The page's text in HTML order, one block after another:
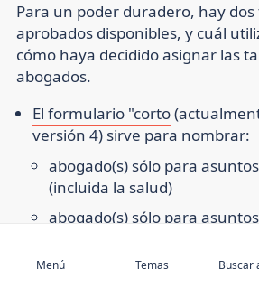
Para un poder duradero, hay
aprobados disponibles, y cuál
cómo haya decidido asignar las
abogados.
El formulario "corto
versión 4) sirve para nombrar:
abogado(s) sólo para
(incluida la salud)
abogado(s) sólo para
personales (incluidos los
Menú Temas Buscar